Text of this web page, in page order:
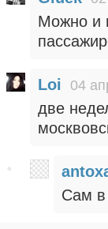
Можно и
Loi 04
две
Сам в